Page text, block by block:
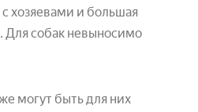
с хозяевами и большая
Для собак невыносимо
могут быть для них